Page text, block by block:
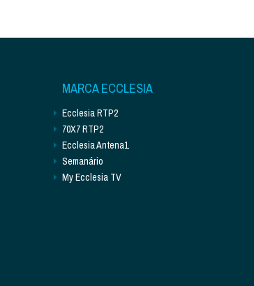
MARCA ECCLESIA
Ecclesia RTP2
70X7 RTP2
Ecclesia Antena1
Semanário
My Ecclesia TV